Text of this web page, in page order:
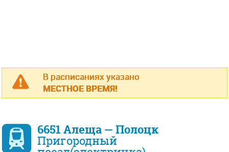
В расписаниях указано
МЕСТНОЕ ВРЕМЯ!
6651 Алеща — Полоцк
Пригородный